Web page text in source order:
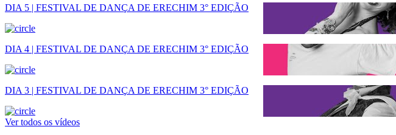
DIA 5 | FESTIVAL DE DANÇA DE ERECHIM 3° EDIÇÃO
DIA 4 | FESTIVAL DE DANÇA DE ERECHIM 3° EDIÇÃO
DIA 3 | FESTIVAL DE DANÇA DE ERECHIM 3° EDIÇÃO
Ver todos os vídeos